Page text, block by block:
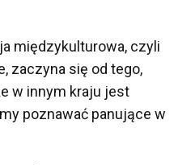
międzykulturowa, czyli
zaczyna się od tego,
w innym kraju jest
poznawać panujące w